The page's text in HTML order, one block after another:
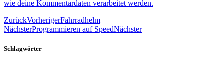
wie deine Kommentardaten verarbeitet werden.
ZurückVorherigerFahrradhelm
NächsterProgrammieren auf SpeedNächster
Schlagwörter